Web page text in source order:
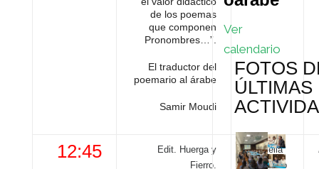
de los poemas
que componen
Pronombres…”.
El traductor del
poemario al árabe
Samir Moudi
12:45
Edit. Huerga y
Fierro.
Estrella
Cuadrado
Ver
calendario
FOTOS
ÚLTIMAS